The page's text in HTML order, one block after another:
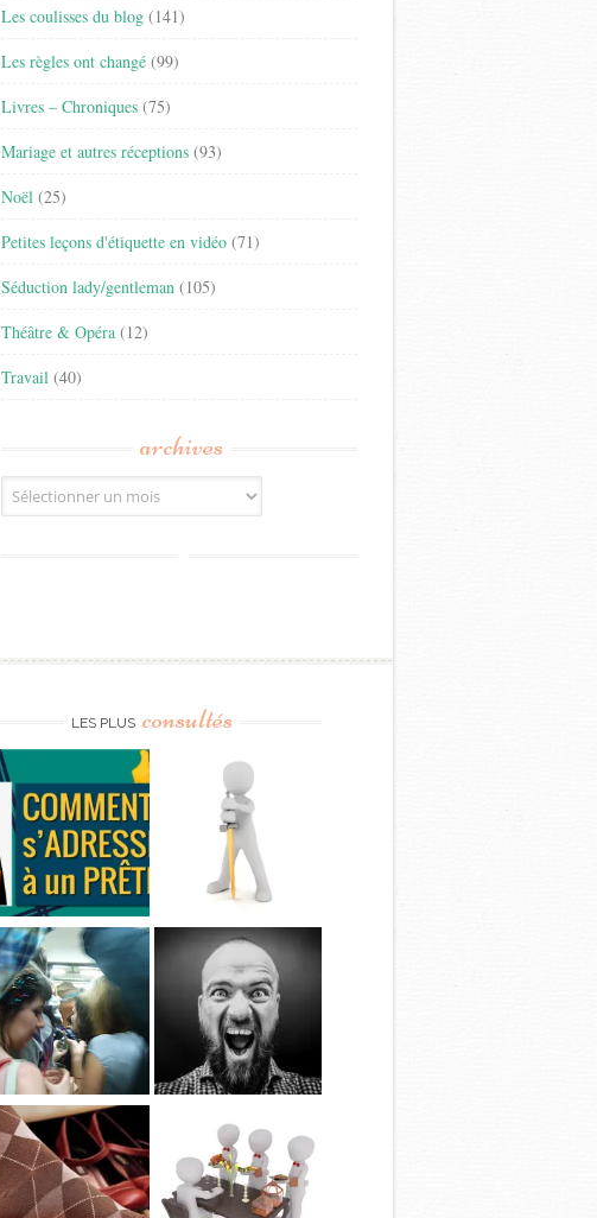
Les coulisses du blog (141)
Les règles ont changé (99)
Livres – Chroniques (75)
Mariage et autres réceptions (93)
Noël (25)
Petites leçons d'étiquette en vidéo (71)
Séduction lady/gentleman (105)
Théâtre & Opéra (12)
Travail (40)
archives
Archives
LES PLUS consultés